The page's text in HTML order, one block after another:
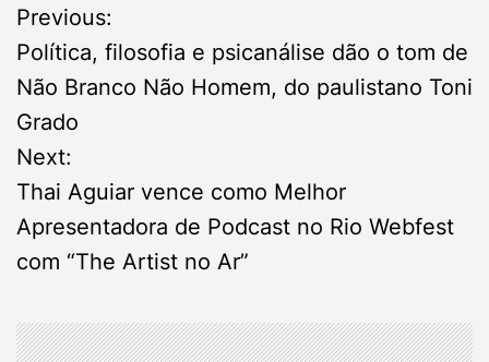
P
o
s
t
n
v
Previous:
Política, filosofia e psicanálise dão o tom de
Não Branco Não Homem, do paulistano Toni
Grado
Next:
Thai Aguiar vence como Melhor
Apresentadora de Podcast no Rio Webfest
com “The Artist no Ar”